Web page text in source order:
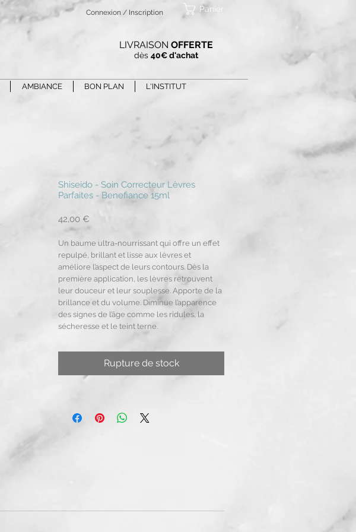
Connexion / Inscription Panier
LIVRAISON OFFERTE
dès 40€ d'achat
AMBIANCE BON PLAN L'INSTITUT
Shiseido - Soin Correcteur Lèvres
Parfaites - Benefiance 15ml
42,00 €
Un baume ultra-nourrissant qui offre un effet
repulpé, brillant et lisse aux lèvres et
améliore l’aspect de leurs contours. Dès la
première application, les lèvres retrouvent
leur douceur et leur souplesse. Apporte de la
brillance et du volume. Diminue l’apparence
des signes de l’âge comme les ridules, la
sécheresse et le teint terne.
Rupture de stock